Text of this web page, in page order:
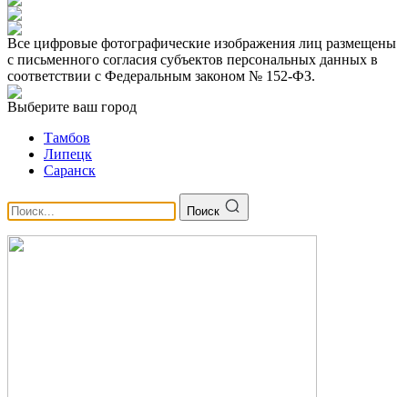
Все цифровые фотографические изображения лиц размещены
с письменного согласия субъектов персональных данных в
соответствии с Федеральным законом № 152-ФЗ.
Выберите ваш город
Тамбов
Липецк
Саранск
Поиск